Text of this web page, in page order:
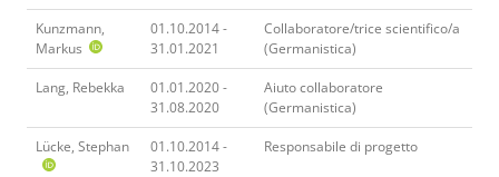
Kunzmann,
Markus
01.10.2014 -
31.01.2021
Collaboratore/trice scientifico/a
(Germanistica)
Lang, Rebekka
01.01.2020 -
31.08.2020
Aiuto collaboratore
(Germanistica)
Lücke, Stephan
01.10.2014 -
31.10.2023
Responsabile di progetto